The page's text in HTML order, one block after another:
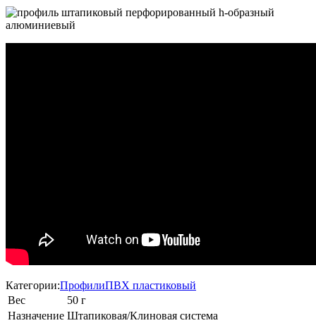
Категории:ПрофилиПВХ пластиковый
Вес
50 г
Назначение Штапиковая/Клиновая система